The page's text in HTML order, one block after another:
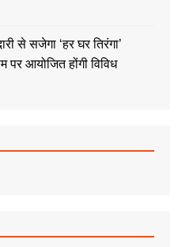
से सजेगा ‘हर घर तिरंगा’
पर आयोजित होंगी विविध